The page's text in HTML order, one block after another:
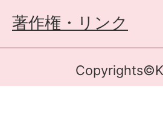
著作権・リンク